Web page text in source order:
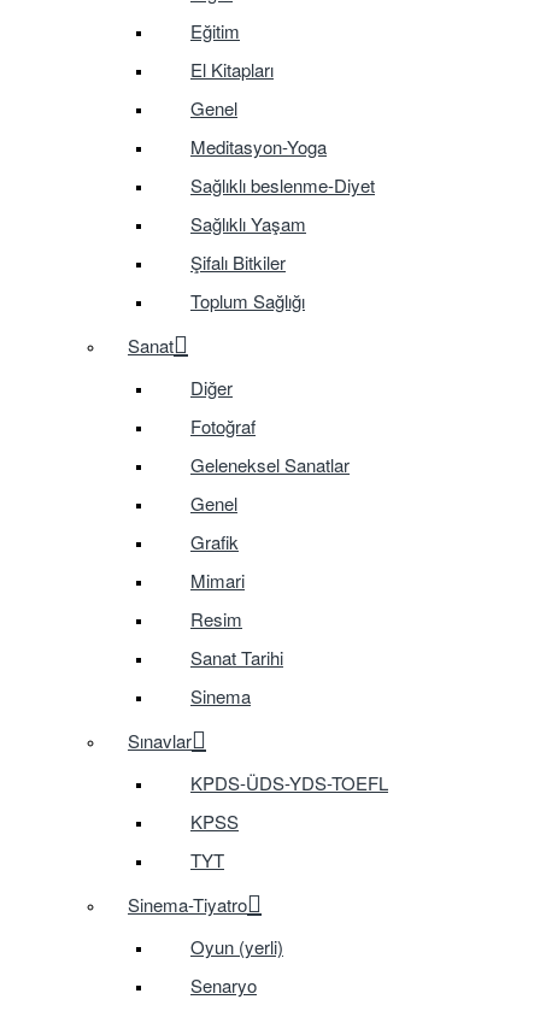
Eğitim
El Kitapları
Genel
Meditasyon-Yoga
Sağlıklı beslenme-Diyet
Sağlıklı Yaşam
Şifalı Bitkiler
Toplum Sağlığı
Sanat
Diğer
Fotoğraf
Geleneksel Sanatlar
Genel
Grafik
Mimari
Resim
Sanat Tarihi
Sinema
Sınavlar
KPDS-ÜDS-YDS-TOEFL
KPSS
TYT
Sinema-Tiyatro
Oyun (yerli)
Senaryo